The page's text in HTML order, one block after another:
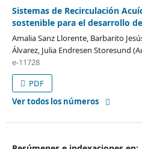
Sistemas de Recirculación
sostenible para el desarrollo
Amalia Sanz Llorente, Barbarito
Álvarez, Julia Endresen Storesund
e-11728
PDF
Ver todos los números